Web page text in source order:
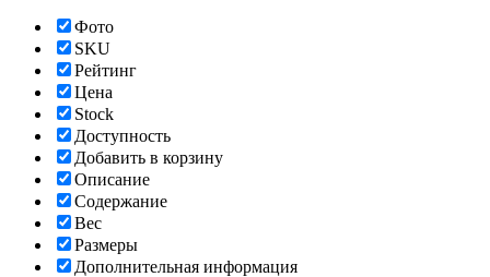
Фото
SKU
Рейтинг
Цена
Stock
Доступность
Добавить в корзину
Описание
Содержание
Вес
Размеры
Дополнительная информация